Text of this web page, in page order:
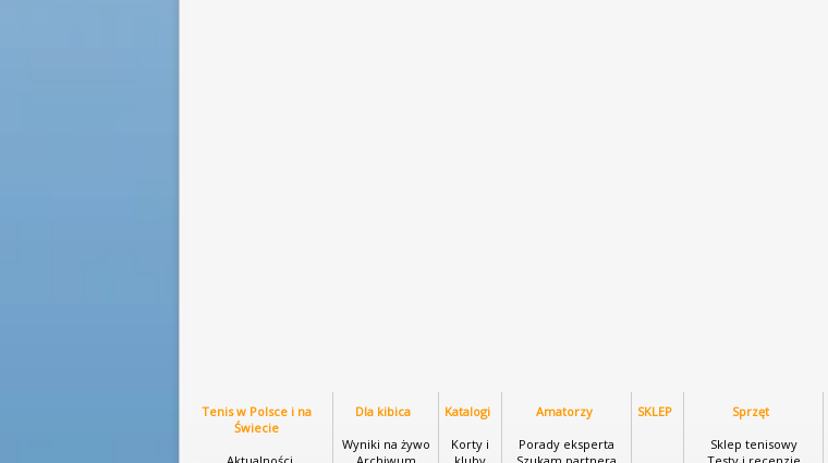
Tenis w Polsce i na
Świecie
Dla kibica
Wyniki na żywo
Katalogi
Korty i
Amatorzy
Porady eksperta
SKLEP
Sprzęt
Sklep tenisowy